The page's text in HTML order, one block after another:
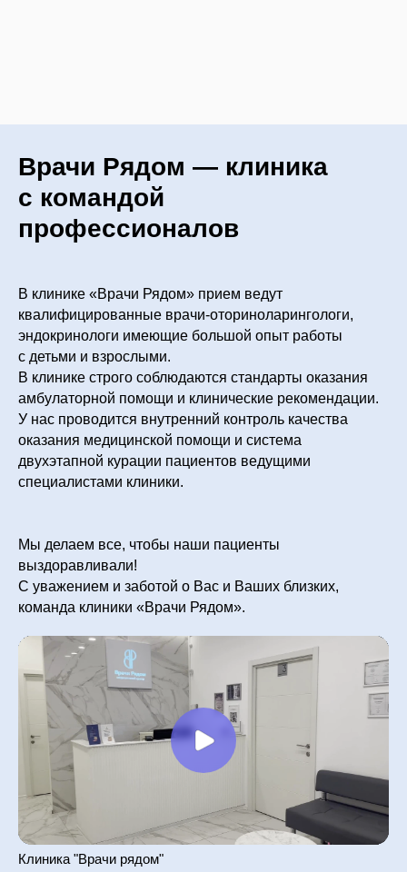
Врачи Рядом — клиника
с командой
профессионалов
В клинике «Врачи Рядом» прием ведут
квалифицированные врачи-оториноларингологи,
эндокринологи имеющие большой опыт работы
с детьми и взрослыми.
В клинике строго соблюдаются стандарты оказания
амбулаторной помощи и клинические рекомендации.
У нас проводится внутренний контроль качества
оказания медицинской помощи и система
двухэтапной курации пациентов ведущими
специалистами клиники.
Мы делаем все, чтобы наши пациенты
выздоравливали!
С уважением и заботой о Вас и Ваших близких,
команда клиники «Врачи Рядом».
Клиника "Врачи рядом"